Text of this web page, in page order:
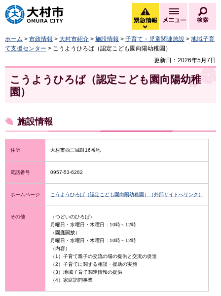
大村市
緊急情報
緊急情報を開く
メニュー
ホーム > 市政情報 > 大村市紹介 > 施設情報 > 子育て・児童関連施設 > 地域子育
て支援センター > こうようひろば（認定こども園向陽幼稚園）
更新日：2026年5月7日
こうようひろば（認定こども園向陽幼稚
園）
施設情報
住所 大村市西三城町16番地
電話番号 0957-53-6262
ホームページ こうようひろば（認定こども園向陽幼稚園）（外部サイトへリンク）
その他
（つどいのひろば）
月曜日・水曜日・木曜日：10時～12時
（園庭開放）
月曜日・水曜日・木曜日：10時～12時
（内容）
（1）子育て親子の交流の場の提供と交流の促進
（2）子育てに関する相談・援助の実施
（3）地域子育て関連情報の提供
（4）家庭訪問事業